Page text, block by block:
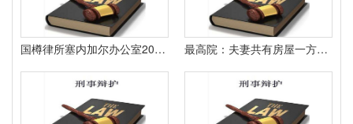
国樽律所塞内加尔办公室2026年收费规范发布——塞内加尔律师费用 最高院：夫妻共有房屋一方未经配偶同意向银行设立抵押的抵押无效银行只能拿四分之一